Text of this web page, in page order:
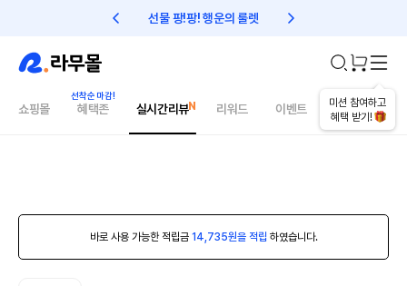
선물 팡!팡! 행운의 룰렛 친구초대 1만원 리워드!
미션 참여하고
혜택 받기!
쇼핑몰 혜택존 실시간리뷰 리워드 이벤트 건강매거진
바로 사용 가능한 적립금 14,735원을 적립 하였습니다.